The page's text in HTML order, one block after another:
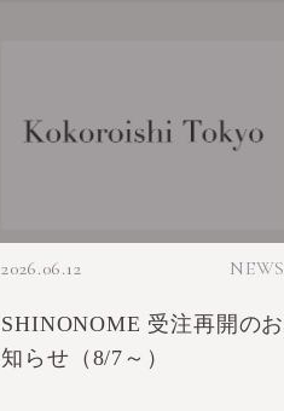
2026.06.12 NEWS
SHINONOME 受注再開のお
知らせ（8/7～）